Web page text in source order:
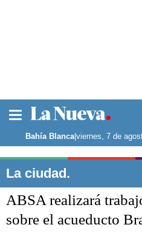
Noticias
La
El
Bahía Blanca|viernes, 7 de
La ciudad.
ABSA realizará
sobre el acueducto